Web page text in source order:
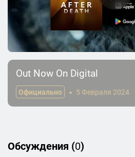
Out Now On Digital
Официально 5 Февраля 2024
Обсуждения (0)